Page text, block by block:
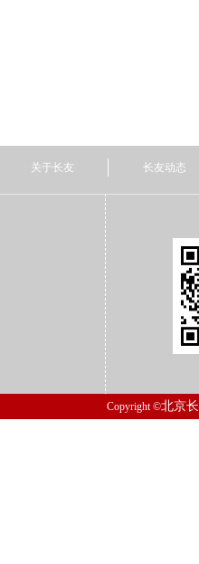
Copyright ©北京
关于长友 长友动态